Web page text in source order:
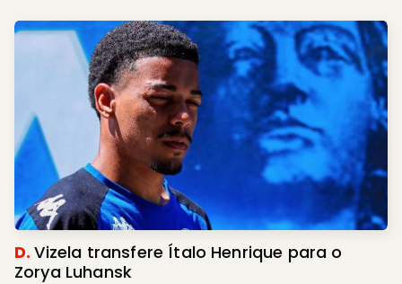
D.Vizela transfere Ítalo Henrique para o
Zorya Luhansk